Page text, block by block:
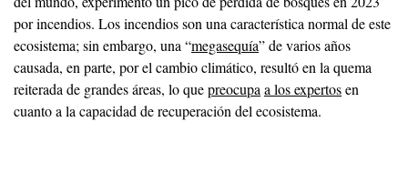
por incendios. Los incendios son una característica normal de este
ecosistema; sin embargo, una “megasequía” de varios años
causada, en parte, por el cambio climático, resultó en la quema
reiterada de grandes áreas, lo quepreocupa a los expertosen
cuanto a la capacidad de recuperación del ecosistema.